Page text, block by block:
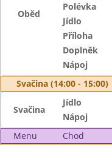
Oběd
Polévka
Jídlo
Příloha
Doplněk
Nápoj
Svačina (14:00 - 15:00)
Svačina
Jídlo
Nápoj
Menu
Chod